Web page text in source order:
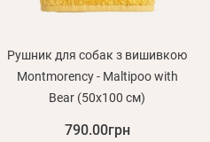
Рушник для собак з вишивкою
Montmorency - Maltipoo with
Bear (50x100 см)
790.00грн